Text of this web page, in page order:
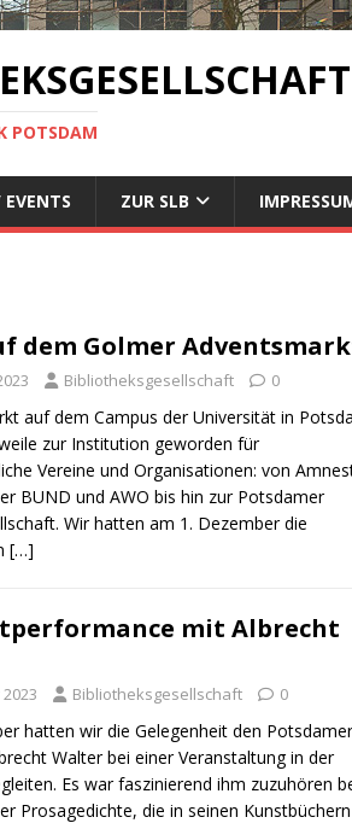
POTSDAM
EVENTS ZUR SLB
dem Golmer
Bibliotheksgesellschaft 0
auf dem Campus der Universität in
zur Institution geworden für
Vereine und Organisationen: von
BUND und AWO bis hin zur Potsdamer
Wir hatten am 1. Dezember die
[…]
mit Albrecht
Bibliotheksgesellschaft 0
hatten wir die Gelegenheit den Potsdamer
Walter bei einer Veranstaltung in der
Es war faszinierend ihm zuzuhören
Prosagedichte, die in seinen Kunstbüchern